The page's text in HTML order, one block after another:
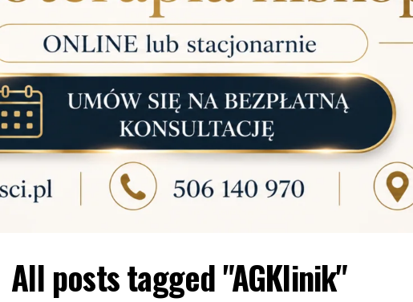
All posts tagged "AGKlinik"